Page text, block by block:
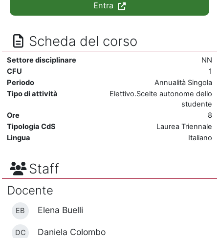
Entra
Scheda del corso
Settore disciplinare
NN
CFU
1
Periodo
Annualità Singola
Tipo di attività
Elettivo.Scelte autonome dello
studente
Ore
8
Tipologia CdS
Laurea Triennale
Lingua
Italiano
Staff
Docente
EB Elena Buelli
DC Daniela Colombo